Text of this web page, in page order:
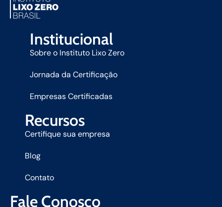
Institucional
Sobre o Instituto Lixo Zero
Jornada da Certificação
Empresas Certificadas
Recursos
Certifique sua empresa
Blog
Contato
Fale Conosco